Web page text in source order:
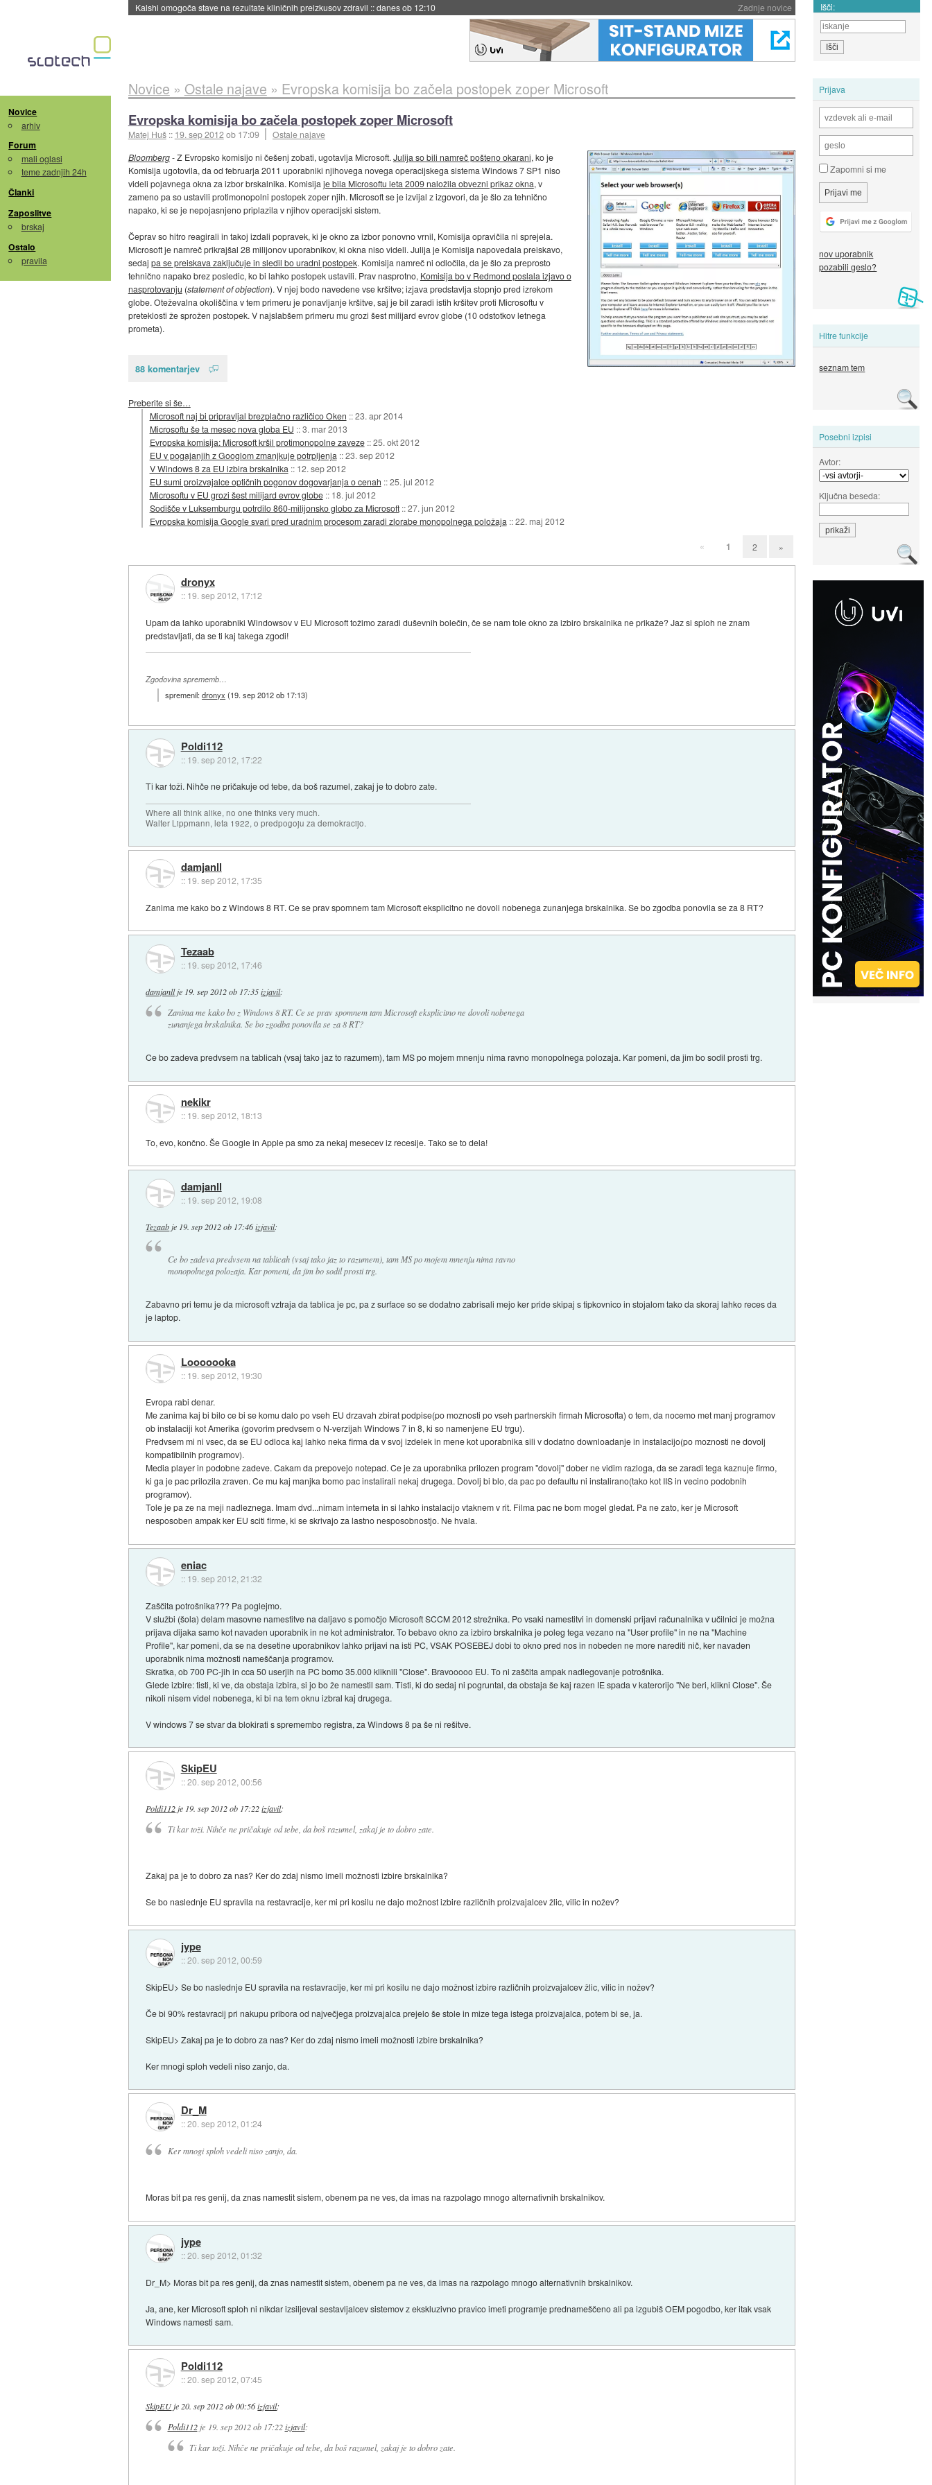
Zadnje novice
Sandisk že prodal več kot polovico SSD-jev za naslednji dve leti::danes ob 11:37 Išči:
Novice
arhiv
Forum
mali oglasi
teme zadnjih 24h
Članki
Zaposlitve
brskaj
Ostalo
pravila
Prijava
Zapomni si me
nov uporabnik
pozabili geslo?
Hitre funkcije
seznam tem
Posebni izpisi
Avtor:
Ključna beseda:
Novice » Ostale najave » Evropska komisija bo začela postopek zoper Microsoft
Evropska komisija bo začela postopek zoper Microsoft
Matej Huš :: 19. sep 2012ob 17:09
Ostale najave
Bloomberg- Z Evropsko komisijo ni češenj zobati, ugotavlja Microsoft. Julija so bili namreč pošteno okarani, ko je
Komisija ugotovila, da od februarja 2011 uporabniki njihovega novega operacijskega sistema Windows 7 SP1 niso
videli pojavnega okna za izbor brskalnika. Komisija je bila Microsoftu leta 2009 naložila obvezni prikaz okna, v
zameno pa so ustavili protimonopolni postopek zoper njih. Microsoft se je izvijal z izgovori, da je šlo za tehnično
napako, ki se je nepojasnjeno priplazila v njihov operacijski sistem.
Čeprav so hitro reagirali in takoj izdali popravek, ki je okno za izbor ponovno vrnil, Komisija opravičila ni sprejela.
Microsoft je namreč prikrajšal 28 milijonov uporabnikov, ki okna niso videli. Julija je Komisija napovedala preiskavo,
sedaj pa se preiskava zaključuje in sledil bo uradni postopek. Komisija namreč ni odločila, da je šlo za preprosto
tehnično napako brez posledic, ko bi lahko postopek ustavili. Prav nasprotno, Komisija bo v Redmond poslala izjavo o
nasprotovanju (statement of objection). V njej bodo navedene vse kršitve; izjava predstavlja stopnjo pred izrekom
globe. Oteževalna okoliščina v tem primeru je ponavljanje kršitve, saj je bil zaradi istih kršitev proti Microsoftu v
preteklosti že sprožen postopek. V najslabšem primeru mu grozi šest milijard evrov globe (10 odstotkov letnega
prometa).
88 komentarjev
Preberite si še…
Microsoft naj bi pripravljal brezplačno različico Oken ::23. apr 2014
Microsoftu še ta mesec nova globa EU ::3. mar 2013
Evropska komisija: Microsoft kršil protimonopolne zaveze ::25. okt 2012
EU v pogajanjih z Googlom zmanjkuje potrpljenja ::23. sep 2012
V Windows 8 za EU izbira brskalnika :: 12. sep 2012
EU sumi proizvajalce optičnih pogonov dogovarjanja o cenah ::25. jul 2012
Microsoftu v EU grozi šest milijard evrov globe :: 18. jul 2012
Sodišče v Luksemburgu potrdilo 860-milijonsko globo za Microsoft ::27. jun 2012
Evropska komisija Google svari pred uradnim procesom zaradi zlorabe monopolnega položaja ::22. maj 2012
« 1 2 »
dronyx
:: 19. sep 2012, 17:12
Upam da lahko uporabniki Windowsov v EU Microsoft tožimo zaradi duševnih bolečin, če se nam tole okno za izbiro brskalnika ne prikaže? Jaz si sploh ne znam
predstavljati, da se ti kaj takega zgodi!
Zgodovina sprememb…
spremenil:dronyx (19. sep 2012 ob 17:13)
Poldi112
:: 19. sep 2012, 17:22
Ti kar toži. Nihče ne pričakuje od tebe, da boš razumel, zakaj je to dobro zate.
Where all think alike, no one thinks very much.
Walter Lippmann, leta 1922, o predpogoju za demokracijo.
damjanll
:: 19. sep 2012, 17:35
Zanima me kako bo z Windows 8 RT. Ce se prav spomnem tam Microsoft eksplicitno ne dovoli nobenega zunanjega brskalnika. Se bo zgodba ponovila se za 8 RT?
Tezaab
:: 19. sep 2012, 17:46
damjanllje 19. sep 2012 ob 17:35 izjavil:
Zanima me kako bo z Windows 8 RT. Ce se prav spomnem tam Microsoft eksplicitno ne dovoli nobenega
zunanjega brskalnika. Se bo zgodba ponovila se za 8 RT?
Ce bo zadeva predvsem na tablicah (vsaj tako jaz to razumem), tam MS po mojem mnenju nima ravno monopolnega polozaja. Kar pomeni, da jim bo sodil prosti trg.
nekikr
:: 19. sep 2012, 18:13
To, evo, končno. Še Google in Apple pa smo za nekaj mesecev iz recesije. Tako se to dela!
damjanll
:: 19. sep 2012, 19:08
Tezaab je 19. sep 2012 ob 17:46 izjavil:
Ce bo zadeva predvsem na tablicah (vsaj tako jaz to razumem), tam MS po mojem mnenju nima ravno
monopolnega polozaja. Kar pomeni, da jim bo sodil prosti trg.
Zabavno pri temu je da microsoft vztraja da tablica je pc, pa z surface so se dodatno zabrisali mejo ker pride skipaj s tipkovnico in stojalom tako da skoraj lahko reces da
je laptop.
Looooooka
:: 19. sep 2012, 19:30
Evropa rabi denar.
Me zanima kaj bi bilo ce bi se komu dalo po vseh EU drzavah zbirat podpise(po moznosti po vseh partnerskih firmah Microsofta) o tem, da nocemo met manj programov
ob instalaciji kot Amerika (govorim predvsem o N-verzijah Windows 7 in 8, ki so namenjene EU trgu).
Predvsem mi ni vsec, da se EU odloca kaj lahko neka firma da v svoj izdelek in mene kot uporabnika sili v dodatno downloadanje in instalacijo(po moznosti ne dovolj
kompatibilnih programov).
Media player in podobne zadeve. Cakam da prepovejo notepad. Ce je za uporabnika prilozen program "dovolj" dober ne vidim razloga, da se zaradi tega kaznuje firmo,
ki ga je pac prilozila zraven. Ce mu kaj manjka bomo pac instalirali nekaj drugega. Dovolj bi blo, da pac po defaultu ni instalirano(tako kot IIS in vecino podobnih
programov).
Tole je pa ze na meji nadleznega. Imam dvd...nimam interneta in si lahko instalacijo vtaknem v rit. Filma pac ne bom mogel gledat. Pa ne zato, ker je Microsoft
nesposoben ampak ker EU sciti firme, ki se skrivajo za lastno nesposobnostjo. Ne hvala.
eniac
:: 19. sep 2012, 21:32
Zaščita potrošnika??? Pa poglejmo.
V službi (šola) delam masovne namestitve na daljavo s pomočjo Microsoft SCCM 2012 strežnika. Po vsaki namestitvi in domenski prijavi računalnika v učilnici je možna
prijava dijaka samo kot navaden uporabnik in ne kot administrator. To bebavo okno za izbiro brskalnika je poleg tega vezano na "User profile" in ne na "Machine
Profile", kar pomeni, da se na desetine uporabnikov lahko prijavi na isti PC, VSAK POSEBEJ dobi to okno pred nos in nobeden ne more narediti nič, ker navaden
uporabnik nima možnosti nameščanja programov.
Skratka, ob 700 PC-jih in cca 50 userjih na PC bomo 35.000 kliknili "Close". Bravooooo EU. To ni zaščita ampak nadlegovanje potrošnika.
Glede izbire: tisti, ki ve, da obstaja izbira, si jo bo že namestil sam. Tisti, ki do sedaj ni pogruntal, da obstaja še kaj razen IE spada v katerorijo "Ne beri, klikni Close". Še
nikoli nisem videl nobenega, ki bi na tem oknu izbral kaj drugega.
V windows 7 se stvar da blokirati s spremembo registra, za Windows 8 pa še ni rešitve.
SkipEU
::20. sep 2012, 00:56
Poldi112 je 19. sep 2012 ob 17:22 izjavil:
Ti kar toži. Nihče ne pričakuje od tebe, da boš razumel, zakaj je to dobro zate.
Zakaj pa je to dobro za nas? Ker do zdaj nismo imeli možnosti izbire brskalnika?
Se bo naslednje EU spravila na restavracije, ker mi pri kosilu ne dajo možnost izbire različnih proizvajalcev žlic, vilic in nožev?
jype
::20. sep 2012, 00:59
SkipEU> Se bo naslednje EU spravila na restavracije, ker mi pri kosilu ne dajo možnost izbire različnih proizvajalcev žlic, vilic in nožev?
Če bi 90% restavracij pri nakupu pribora od največjega proizvajalca prejelo še stole in mize tega istega proizvajalca, potem bi se, ja.
SkipEU> Zakaj pa je to dobro za nas? Ker do zdaj nismo imeli možnosti izbire brskalnika?
Ker mnogi sploh vedeli niso zanjo, da.
Dr_M
::20. sep 2012, 01:24
Ker mnogi sploh vedeli niso zanjo, da.
Moras bit pa res genij, da znas namestit sistem, obenem pa ne ves, da imas na razpolago mnogo alternativnih brskalnikov.
jype
::20. sep 2012, 01:32
Dr_M> Moras bit pa res genij, da znas namestit sistem, obenem pa ne ves, da imas na razpolago mnogo alternativnih brskalnikov.
Ja, ane, ker Microsoft sploh ni nikdar izsiljeval sestavljalcev sistemov z ekskluzivno pravico imeti programje prednameščeno ali pa izgubiš OEM pogodbo, ker itak vsak
Windows namesti sam.
Poldi112
::20. sep 2012, 07:45
SkipEUje 20. sep 2012 ob 00:56 izjavil:
Poldi112je 19. sep 2012 ob 17:22 izjavil:
Ti kar toži. Nihče ne pričakuje od tebe, da boš razumel, zakaj je to dobro zate.